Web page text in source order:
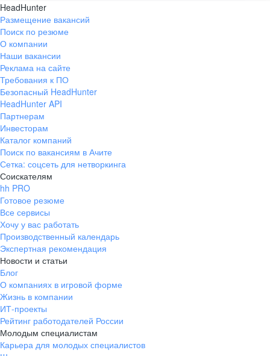
HeadHunter
Размещение вакансий
Поиск по резюме
О компании
Наши вакансии
Реклама на сайте
Требования к ПО
Безопасный HeadHunter
HeadHunter API
Партнерам
Инвесторам
Каталог компаний
Поиск по вакансиям в Ачите
Сетка: соцсеть для нетворкинга
Соискателям
hh PRO
Готовое резюме
Все сервисы
Хочу у вас работать
Производственный календарь
Экспертная рекомендация
Новости и статьи
Блог
О компаниях в игровой форме
Жизнь в компании
ИТ-проекты
Рейтинг работодателей России
Молодым специалистам
Карьера для молодых специалистов